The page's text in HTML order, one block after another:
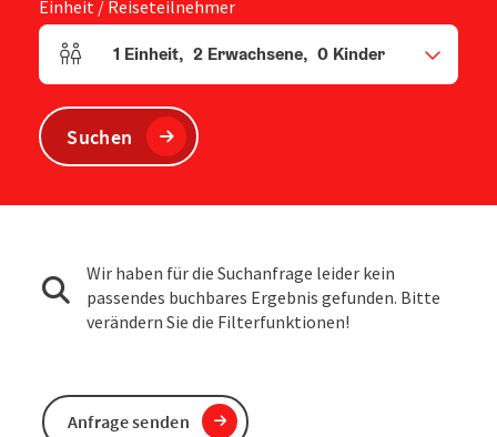
Einheit / Reiseteilnehmer
Einheitenanzahl und Personenfelder
1 Einheit, 2 Erwachsene, 0 Kinder
Suchen
Wir haben für die Suchanfrage leider kein
passendes buchbares Ergebnis gefunden. Bitte
verändern Sie die Filterfunktionen!
Anfrage senden